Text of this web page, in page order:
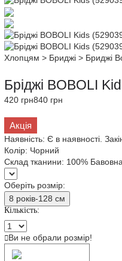
Хлопцям > Бриджі > Бриджі
Бріджі BOBOLI
420 грн840 грн
Акція
Наявність:Є в наявності.
Колір: Чорний
Склад тканини: 100%
Оберіть розмір:
8 років-128 см
Кількість:
Ви не обрали розмір!